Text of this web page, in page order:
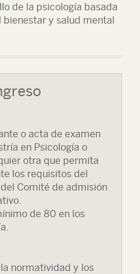
de la psicología basada
bienestar y salud mental
o acta de examen
en Psicología o
otra que permita
los requisitos del
Comité de admisión
de 80 en los
normatividad y los